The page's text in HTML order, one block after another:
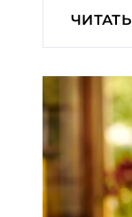
ЧИТАТЬ